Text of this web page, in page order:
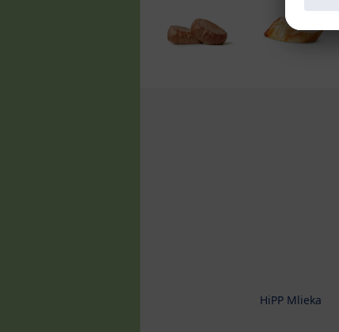
HiPP Mlieka